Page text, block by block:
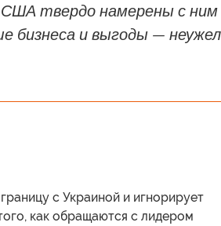
США твердо намерены с ним
бизнеса и выгоды —
с Украиной и игнорирует
как обращаются с лидером